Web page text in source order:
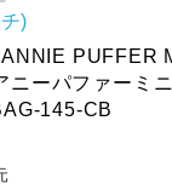
)
ANNIE PUFFER
ニーパファーミ
145-CB